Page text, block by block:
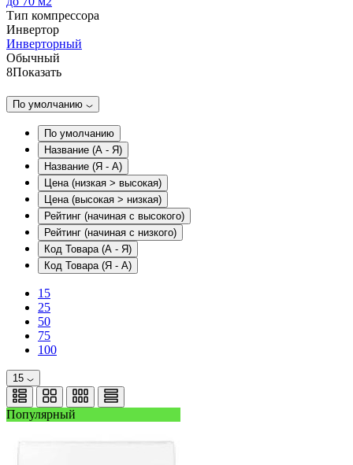
Тип компрессора
Инвертор
Инверторный
Обычный
8Показать
По умолчанию
По умолчанию
Название (А - Я)
Название (Я - А)
Цена (низкая > высокая)
Цена (высокая > низкая)
Рейтинг (начиная с высокого)
Рейтинг (начиная с низкого)
Код Товара (А - Я)
Код Товара (Я - А)
15
25
50
75
100
15
Популярный